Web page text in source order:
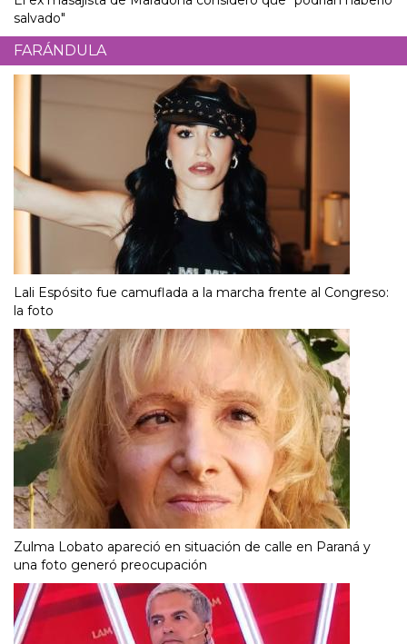
salvado"
FARÁNDULA
Lali Espósito fue camuflada a la marcha frente al Congreso:
la foto
Zulma Lobato apareció en situación de calle en Paraná y
una foto generó preocupación